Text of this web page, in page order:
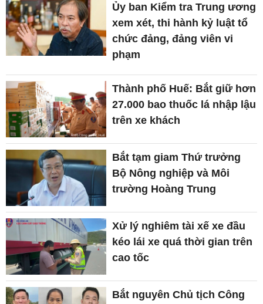
Ủy ban Kiểm tra Trung ương
xem xét, thi hành kỷ luật tổ
chức đảng, đảng viên vi
phạm
Thành phố Huế: Bắt giữ hơn
27.000 bao thuốc lá nhập lậu
trên xe khách
Bắt tạm giam Thứ trưởng
Bộ Nông nghiệp và Môi
trường Hoàng Trung
Xử lý nghiêm tài xế xe đầu
kéo lái xe quá thời gian trên
cao tốc
Bắt nguyên Chủ tịch Công